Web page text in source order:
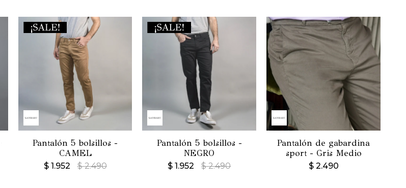
Pantalón 5 bolsillos -
CAMEL
$ 1.952 $ 2.490
Pantalón 5 bolsillos -
NEGRO
$ 1.952 $ 2.490
Pantalón de gabardina
sport - Gris Medio
$ 2.490